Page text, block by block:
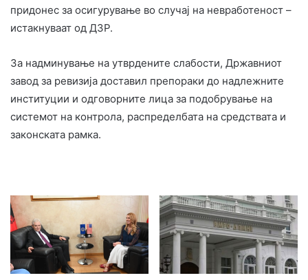
придонес за осигурување во случај на невработеност –
истакнуваат од ДЗР.
За надминување на утврдените слабости, Државниот
завод за ревизија доставил препораки до надлежните
институции и одговорните лица за подобрување на
системот на контрола, распределбата на средствата и
законската рамка.